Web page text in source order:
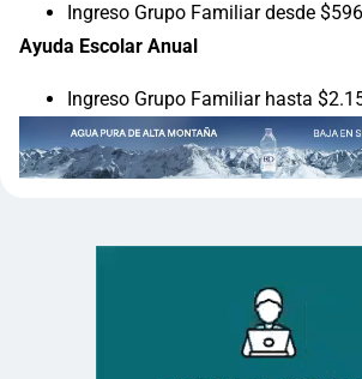
Ingreso Grupo Familiar desde
Ayuda Escolar Anual
Ingreso Grupo Familiar hasta